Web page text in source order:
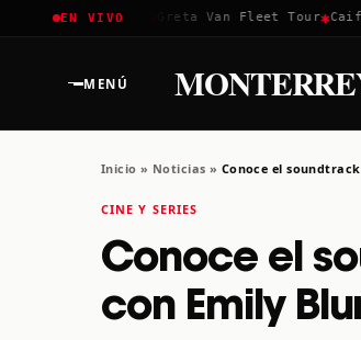
EN VIVO
Coachella 2026✱ Greta Van Fleet Tour✱
MENÚ
Inicio » Noticias » Conoce el
CINE Y SERIES
Conoce el
con Emily